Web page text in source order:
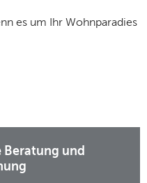
es um Ihr Wohnparadies
Beratung und